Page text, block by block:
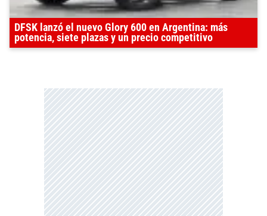
DFSK lanzó el nuevo Glory 600 en Argentina: más
potencia, siete plazas y un precio competitivo